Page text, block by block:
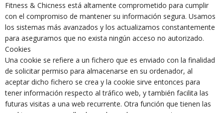
Fitness & Chicness está altamente comprometido para cumplir
con el compromiso de mantener su información segura. Usamos
los sistemas más avanzados y los actualizamos constantemente
para asegurarnos que no exista ningún acceso no autorizado.
Cookies
Una cookie se refiere a un fichero que es enviado con la finalidad
de solicitar permiso para almacenarse en su ordenador, al
aceptar dicho fichero se crea y la cookie sirve entonces para
tener información respecto al tráfico web, y también facilita las
futuras visitas a una web recurrente. Otra función que tienen las